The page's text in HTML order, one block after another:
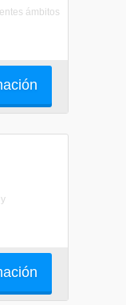
ámbitos